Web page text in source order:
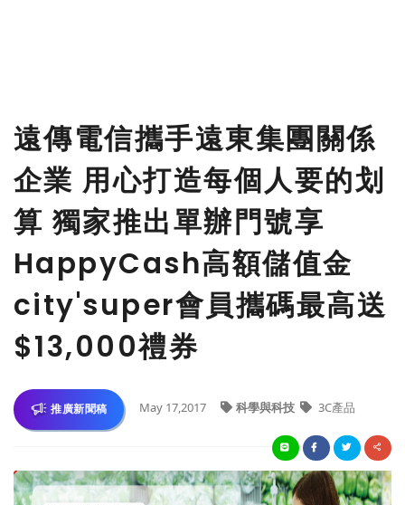
遠傳電信攜手遠東集團關係
企業 用心打造每個人要的划
算 獨家推出單辦門號享
HappyCash高額儲值金
city'super會員攜碼最高送
$13,000禮券
推廣新聞稿 May 17,2017 科學與科技 3C產品